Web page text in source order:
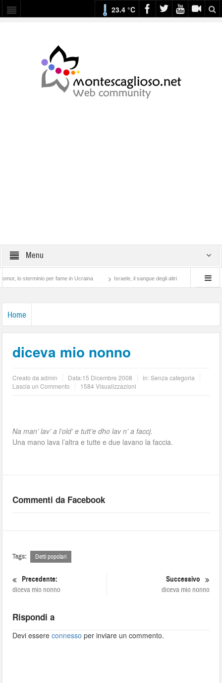
23.4 °C
Menu
sterminio per fame in Ucraina Israele, il sangue degli altri Lotta di
Home
diceva mio nonno
Creato daadmin Data:15 Dicembre 2008
in: Senza categoria
Lascia un Commento
1584 Visualizzazioni
Na man’ lav’ a l’old’ e tutt’e dho lav n’ a faccj.
Una mano lava l’altra e tutte e due lavano la faccia.
Commenti da Facebook
Tags: Detti popolari
Precedente:
diceva mio nonno
Successivo
diceva mio nonno
Rispondi a
Devi essereconnesso per inviare un commento.